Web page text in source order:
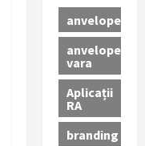
anvelope
anvelope
vara
Aplicații
RA
branding